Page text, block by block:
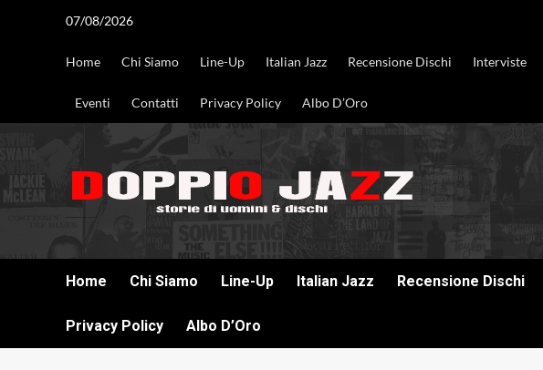
07/08/2026
Home Chi Siamo Line-Up Italian Jazz Recensione Dischi Interviste
Eventi Contatti Privacy Policy Albo D’Oro
Home Chi Siamo Line-Up Italian Jazz Recensione Dischi
Privacy Policy Albo D’Oro